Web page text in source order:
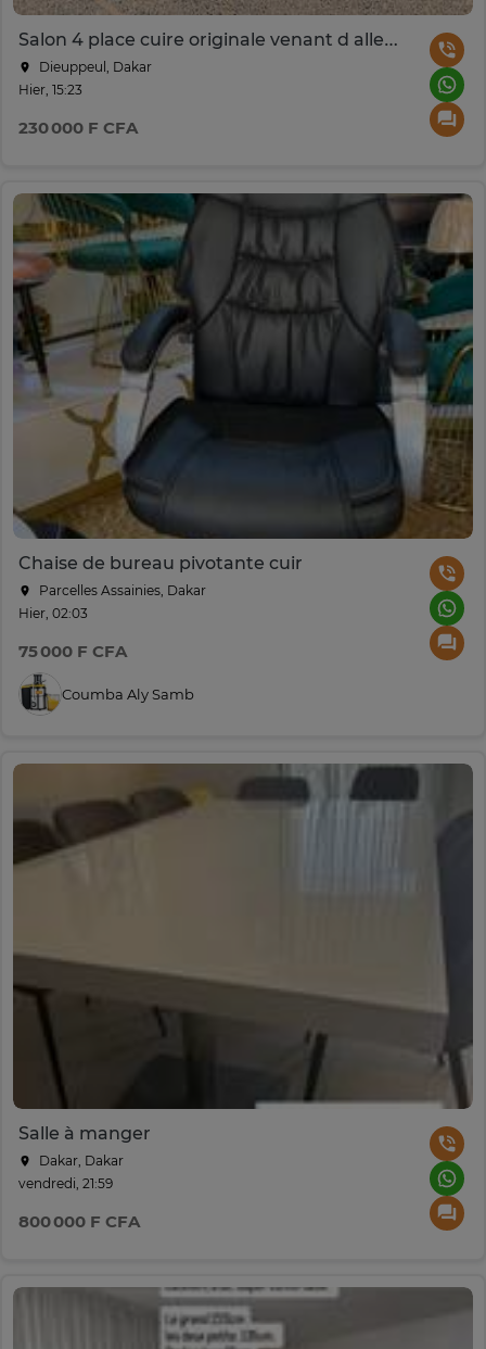
Salon 4 place cuire originale venant d allemangne
Dieuppeul, Dakar
Hier, 15:23
230 000 F CFA
Chaise de bureau pivotante cuir
Parcelles Assainies, Dakar
Hier, 02:03
75 000 F CFA
Coumba Aly Samb
Salle à manger
Dakar, Dakar
vendredi, 21:59
800 000 F CFA